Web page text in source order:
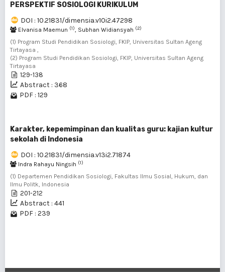
PERSPEKTIF SOSIOLOGI KURIKULUM
DOI : 10.21831/dimensia.v10i2.47298
Elvanisa Maemun (1), Subhan Widiansyah (2)
(1) Program Studi Pendidikan Sosiologi, FKIP, Universitas Sultan Ageng
Tirtayasa ,
(2) Program Studi Pendidikan Sosiologi, FKIP, Universitas Sultan Ageng
Tirtayasa
129-138
Abstract : 368
PDF : 129
Karakter, kepemimpinan dan kualitas guru: kajian kultur
sekolah di Indonesia
DOI : 10.21831/dimensia.v13i2.71874
Indra Rahayu Ningsih (1)
(1) Departemen Pendidikan Sosiologi, Fakultas Ilmu Sosial, Hukum, dan
Ilmu Politk, Indonesia
201-212
Abstract : 441
PDF : 239